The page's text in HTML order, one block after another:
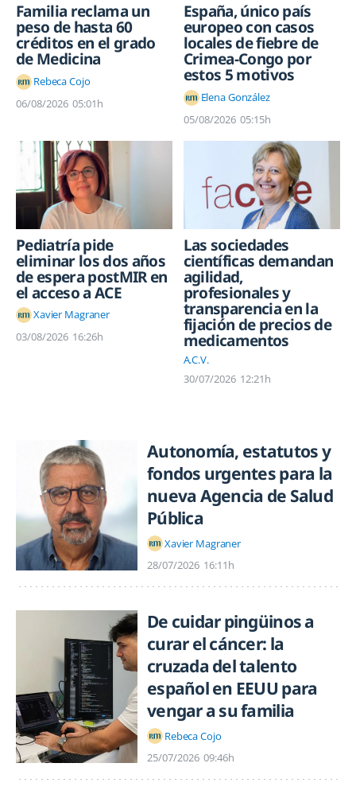
Familia reclama un
peso de hasta 60
créditos en el grado
de Medicina
Rebeca Cojo
06/08/2026 05:01h
España, único país
europeo con casos
locales de fiebre de
Crimea-Congo por
estos 5 motivos
Elena González
05/08/2026 05:15h
Pediatría pide
eliminar los dos años
de espera postMIR en
el acceso a ACE
Xavier Magraner
03/08/2026 16:26h
Las sociedades
científicas demandan
agilidad,
profesionales y
transparencia en la
fijación de precios de
medicamentos
A.C.V.
30/07/2026 12:21h
Autonomía, estatutos y
fondos urgentes para la
nueva Agencia de Salud
Pública
Xavier Magraner
28/07/2026 16:11h
De cuidar pingüinos a
curar el cáncer: la
cruzada del talento
español en EEUU para
vengar a su familia
Rebeca Cojo
25/07/2026 09:46h